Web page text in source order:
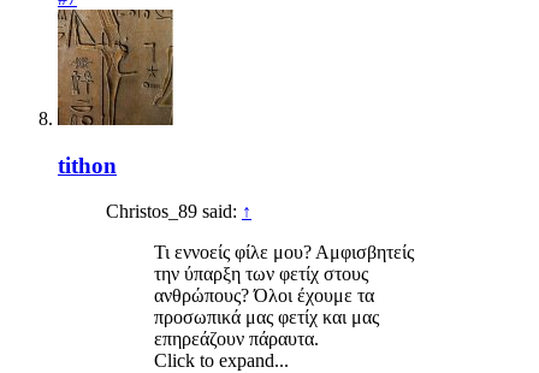
tithon
Christos_89 said: ↑
Τι εννοείς φίλε μου? Αμφισβητείς
την ύπαρξη των φετίχ στους
ανθρώπους? Όλοι έχουμε τα
προσωπικά μας φετίχ και μας
επηρεάζουν πάραυτα.
Click to expand...